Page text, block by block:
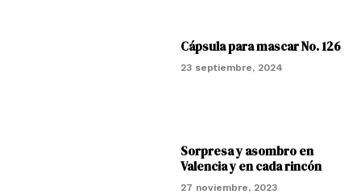
Cápsula para mascar No. 126
23 septiembre, 2024
Sorpresa y asombro en
Valencia y en cada rincón
27 noviembre, 2023